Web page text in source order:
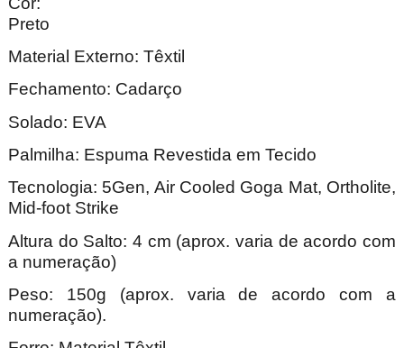
Material Externo: Têxtil
Fechamento: Cadarço
Solado: EVA
Palmilha: Espuma Revestida em Tecido
Tecnologia: 5Gen, Air Cooled Goga Mat, Ortholite,
Mid-foot Strike
Altura do Salto: 4 cm (aprox. varia de acordo com
a numeração)
Peso: 150g (aprox. varia de acordo com a
numeração).